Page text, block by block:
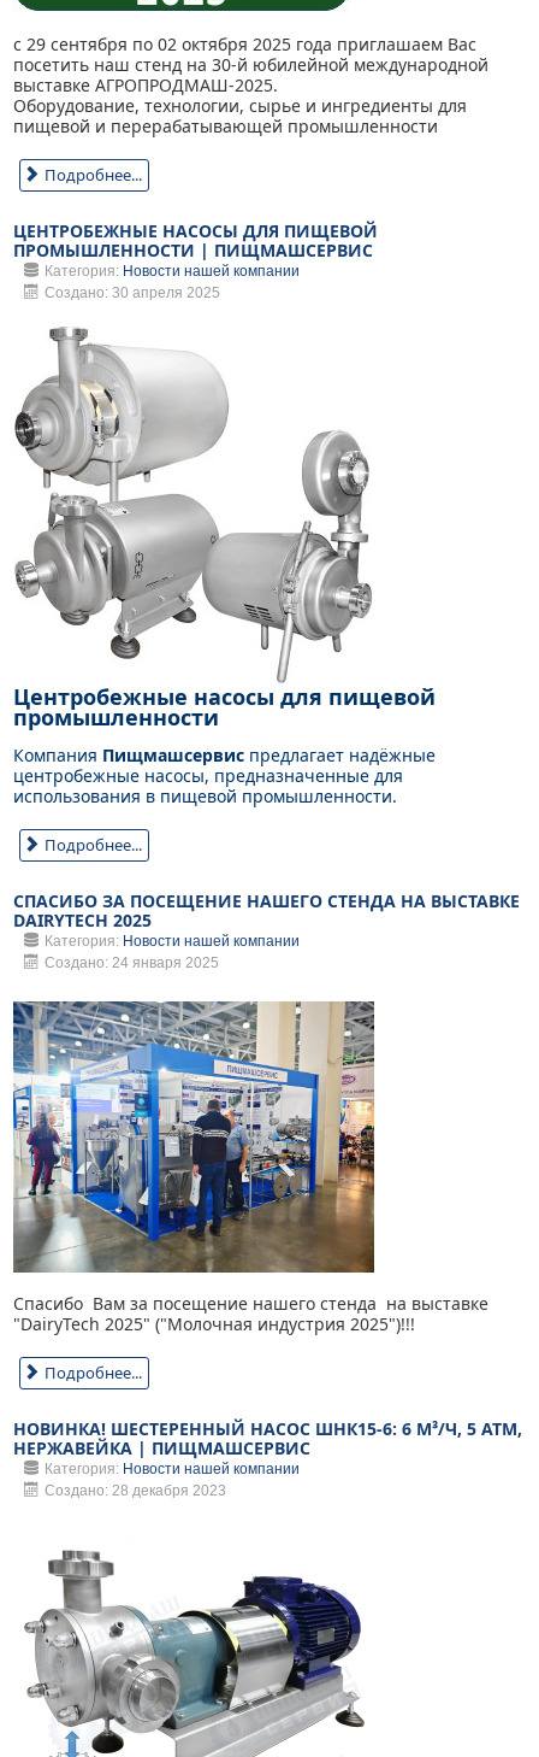
с 29 сентября по 02 октября 2025 года приглашаем Вас
посетить наш стенд на 30-й юбилейной международной
выставке АГРОПРОДМАШ-2025.
Оборудование, технологии, сырье и ингредиенты для
пищевой и перерабатывающей промышленности
Подробнее...
ЦЕНТРОБЕЖНЫЕ НАСОСЫ ДЛЯ ПИЩЕВОЙ
ПРОМЫШЛЕННОСТИ | ПИЩМАШСЕРВИС
Категория: Новости нашей компании
Создано: 30 апреля 2025
Центробежные насосы для пищевой
промышленности
Компания Пищмашсервис предлагает надёжные
центробежные насосы, предназначенные для
использования в пищевой промышленности.
Подробнее...
СПАСИБО ЗА ПОСЕЩЕНИЕ НАШЕГО СТЕНДА НА ВЫСТАВКЕ
DAIRYTECH 2025
Категория: Новости нашей компании
Создано: 24 января 2025
Спасибо Вам за посещение нашего стенда на выставке
"DairyTech 2025" ("Молочная индустрия 2025")!!!
Подробнее...
НОВИНКА! ШЕСТЕРЕННЫЙ НАСОС ШНК15-6: 6 М³/Ч, 5 АТМ,
НЕРЖАВЕЙКА | ПИЩМАШСЕРВИС
Категория: Новости нашей компании
Создано: 28 декабря 2023